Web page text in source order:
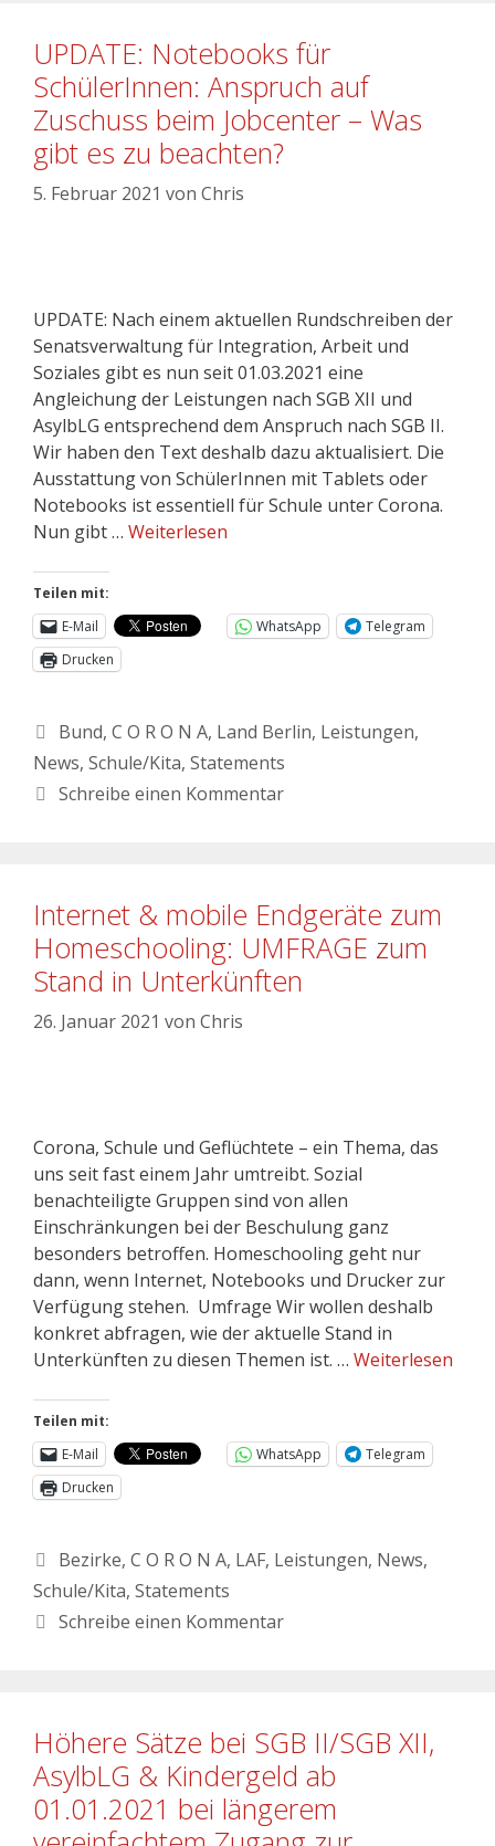
UPDATE: Notebooks für
SchülerInnen: Anspruch auf
Zuschuss beim Jobcenter – Was
gibt es zu beachten?
5. Februar 2021 von Chris
UPDATE: Nach einem aktuellen Rundschreiben der
Senatsverwaltung für Integration, Arbeit und
Soziales gibt es nun seit 01.03.2021 eine
Angleichung der Leistungen nach SGB XII und
AsylbLG entsprechend dem Anspruch nach SGB II.
Wir haben den Text deshalb dazu aktualisiert. Die
Ausstattung von SchülerInnen mit Tablets oder
Notebooks ist essentiell für Schule unter Corona.
Nun gibt … Weiterlesen
Teilen mit:
E-Mail
WhatsApp
Telegram
Drucken
Bund, C O R O N A, Land Berlin, Leistungen,
News, Schule/Kita, Statements
Schreibe einen Kommentar
Internet & mobile Endgeräte zum
Homeschooling: UMFRAGE zum
Stand in Unterkünften
26. Januar 2021 von Chris
Corona, Schule und Geflüchtete – ein Thema, das
uns seit fast einem Jahr umtreibt. Sozial
benachteiligte Gruppen sind von allen
Einschränkungen bei der Beschulung ganz
besonders betroffen. Homeschooling geht nur
dann, wenn Internet, Notebooks und Drucker zur
Verfügung stehen. Umfrage Wir wollen deshalb
konkret abfragen, wie der aktuelle Stand in
Unterkünften zu diesen Themen ist. … Weiterlesen
Teilen mit:
E-Mail
WhatsApp
Telegram
Drucken
Bezirke, C O R O N A, LAF, Leistungen, News,
Schule/Kita, Statements
Schreibe einen Kommentar
Höhere Sätze bei SGB II/SGB XII,
AsylbLG & Kindergeld ab
01.01.2021 bei längerem